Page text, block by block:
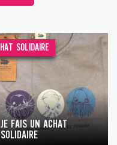
SOLIDAIRE
JE FAIS UN ACHAT
SOLIDAIRE